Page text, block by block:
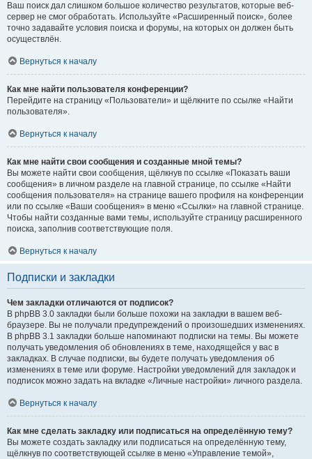
Ваш поиск дал слишком большое количество результатов, которые веб-
сервер не смог обработать. Используйте «Расширенный поиск», более
точно задавайте условия поиска и форумы, на которых он должен быть
осуществлён.
Вернуться к началу
Как мне найти пользователя конференции?
Перейдите на страницу «Пользователи» и щёлкните по ссылке «Найти
пользователя».
Вернуться к началу
Как мне найти свои сообщения и созданные мной темы?
Вы можете найти свои сообщения, щёлкнув по ссылке «Показать ваши
сообщения» в личном разделе на главной странице, по ссылке «Найти
сообщения пользователя» на странице вашего профиля на конференции
или по ссылке «Ваши сообщения» в меню «Ссылки» на главной странице.
Чтобы найти созданные вами темы, используйте страницу расширенного
поиска, заполнив соответствующие поля.
Вернуться к началу
Подписки и закладки
Чем закладки отличаются от подписок?
В phpBB 3.0 закладки были больше похожи на закладки в вашем веб-
браузере. Вы не получали предупреждений о произошедших изменениях.
В phpBB 3.1 закладки больше напоминают подписки на темы. Вы можете
получать уведомления об обновлениях в теме, находящейся у вас в
закладках. В случае подписки, вы будете получать уведомления об
изменениях в теме или форуме. Настройки уведомлений для закладок и
подписок можно задать на вкладке «Личные настройки» личного раздела.
Вернуться к началу
Как мне сделать закладку или подписаться на определённую тему?
Вы можете создать закладку или подписаться на определённую тему,
щёлкнув по соответствующей ссылке в меню «Управление темой»,